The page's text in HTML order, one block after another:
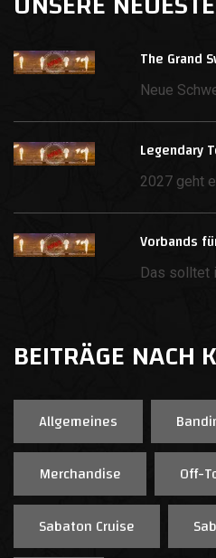
The Grand
Neue
Legendary
2027 geht
Vorbands
Das solltet
BEITRÄGE NACH
Allgemeines
Merchandise
Off-
Sabaton Cruise